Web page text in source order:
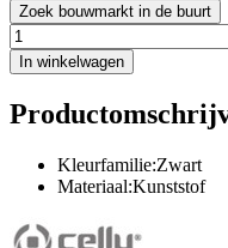
Zoek bouwmarkt in de buurt
In winkelwagen
Kleurfamilie:Zwart
Materiaal:Kunststof